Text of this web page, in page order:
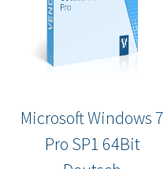
Microsoft Windows 7
Pro SP1 64Bit